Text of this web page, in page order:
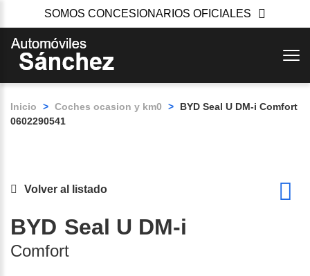
SOMOS CONCESIONARIOS OFICIALES
Inicio > Coches ocasion y km0 >
BYD Seal U DM-i Comfort
0602290541
Volver al listado
BYD Seal U DM-i
Comfort